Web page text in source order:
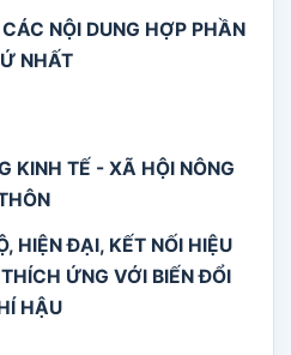
NỘI DUNG HỢP PHẦN
NHẤT
KINH TẾ - XÃ HỘI NÔNG
HIỆN ĐẠI, KẾT NỐI HIỆU
ỨNG VỚI BIẾN ĐỔI
HẬU